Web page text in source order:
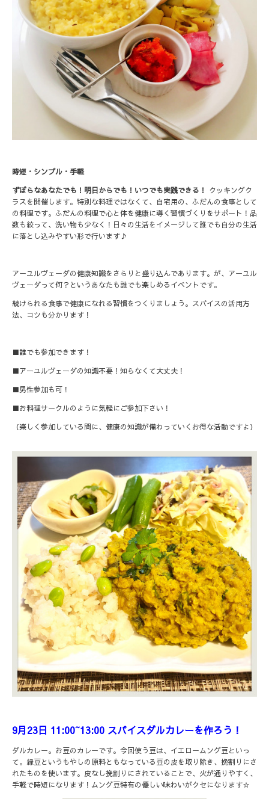
時短・シンプル・手軽
ずぼらなあなたでも！明日からでも！いつでも実践できる！
クッキングク
ラスを開催します。特別な料理ではなくて、自宅用の、ふだんの食事として
の料理です。ふだんの料理で心と体を健康に導く習慣づくりをサポート！品
数も絞って、洗い物も少なく！日々の生活をイメージして誰でも自分の生活
に落とし込みやすい形で行います♪
アーユルヴェーダの健康知識をさらりと盛り込んであります。が、アーユル
ヴェーダって何？というあなたも誰でも楽しめるイベントです。
続けられる食事で健康になれる習慣をつくりましょう。スパイスの活用方
法、コツも分かります！
■誰でも参加できます！
■アーユルヴェーダの知識不要！知らなくて大丈夫！
■男性参加も可！
■お料理サークルのように気軽にご参加下さい！
（楽しく参加している間に、健康の知識が備わっていくお得な活動ですよ）
9月23日 11:00~13:00 スパイスダルカレーを作ろう！
ダルカレー。お豆のカレーです。今回使う豆は、イエロームング豆といっ
て。緑豆というもやしの原料ともなっている豆の皮を取り除き、挽割りにさ
れたものを使います。皮なし挽割りにされていることで、火が通りやすく、
手軽で時短になります！ムング豆特有の優しい味わいがクセになります☆